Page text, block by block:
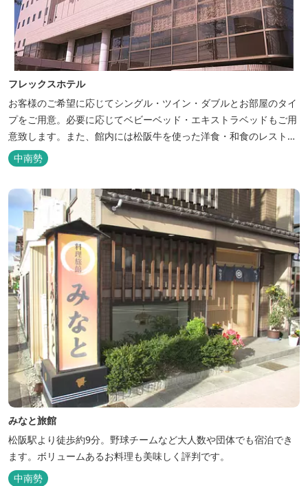
フレックスホテル
お客様のご希望に応じてシングル・ツイン・ダブルとお部屋のタイ
プをご用意。必要に応じてベビーベッド・エキストラベッドもご用
意致します。また、館内には松阪牛を使った洋食・和食のレストラ
ンと喫茶があります。伊勢神宮参拝や、伊勢志摩、東紀州への観光
の拠点にご利用ください。
中南勢
みなと旅館
松阪駅より徒歩約9分。野球チームなど大人数や団体でも宿泊でき
ます。ボリュームあるお料理も美味しく評判です。
中南勢